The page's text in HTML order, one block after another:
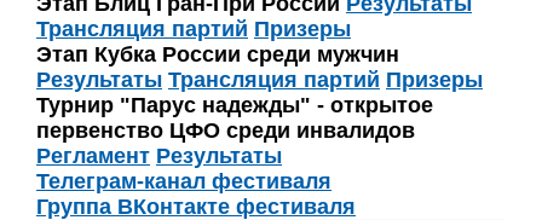
Трансляция партий Призеры
Этап Кубка России среди мужчин
Результаты Трансляция партий Призеры
Турнир "Парус надежды" - открытое
первенство ЦФО среди инвалидов
Регламент Результаты
Телеграм-канал фестиваля
Группа ВКонтакте фестиваля